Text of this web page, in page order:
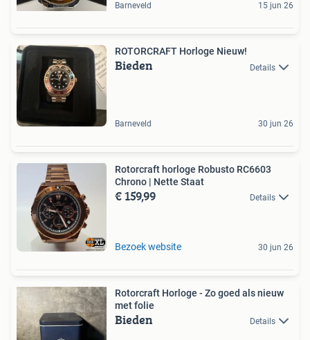
Barneveld 15 jun 26
ROTORCRAFT Horloge Nieuw!
Bieden Details
Barneveld 30 jun 26
Rotorcraft horloge Robusto RC6603
Chrono | Nette Staat
€ 159,99 Details
Bezoek website 30 jun 26
Rotorcraft Horloge - Zo goed als nieuw
met folie
Bieden Details